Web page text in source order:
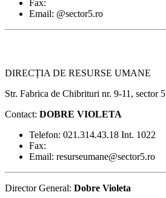
Fax:
Email: @sector5.ro
DIRECȚIA DE RESURSE UMANE
Str. Fabrica de Chibrituri nr. 9-11, sector 5
Contact: DOBRE VIOLETA
Telefon: 021.314.43.18 Int. 1022
Fax:
Email: resurseumane@sector5.ro
Director General: Dobre Violeta